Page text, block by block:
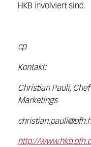
HKB involviert sind.
cp
Kontakt:
Christian Pauli,
Marketings
http://